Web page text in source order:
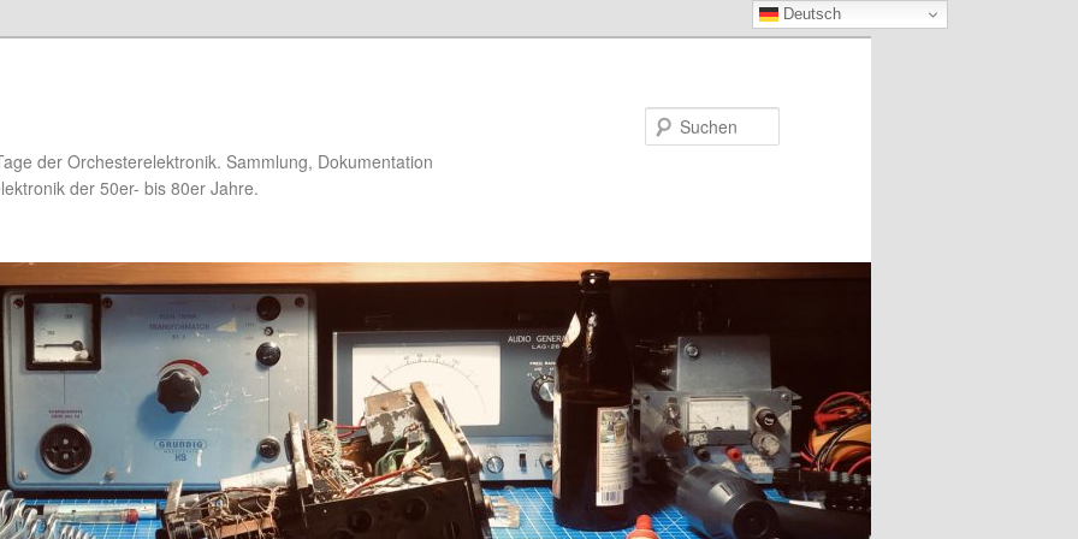
der Orchesterelektronik. Sammlung, Dokumentation
der 50er- bis 80er Jahre.
Deutsch